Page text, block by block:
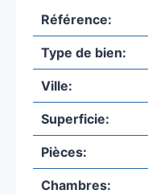
Référence:
Type de bien:
Ville:
Superficie:
Pièces:
Chambres: